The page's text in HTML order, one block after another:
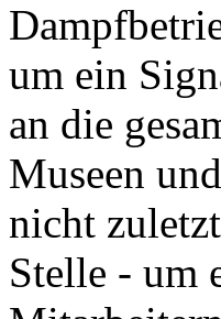
um ein
an die
Museen
nicht
Stelle - um